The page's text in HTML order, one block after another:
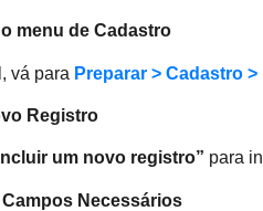
menu de Cadastro
vá para Preparar > Cadastro
Registro
um novo registro” para
Necessários